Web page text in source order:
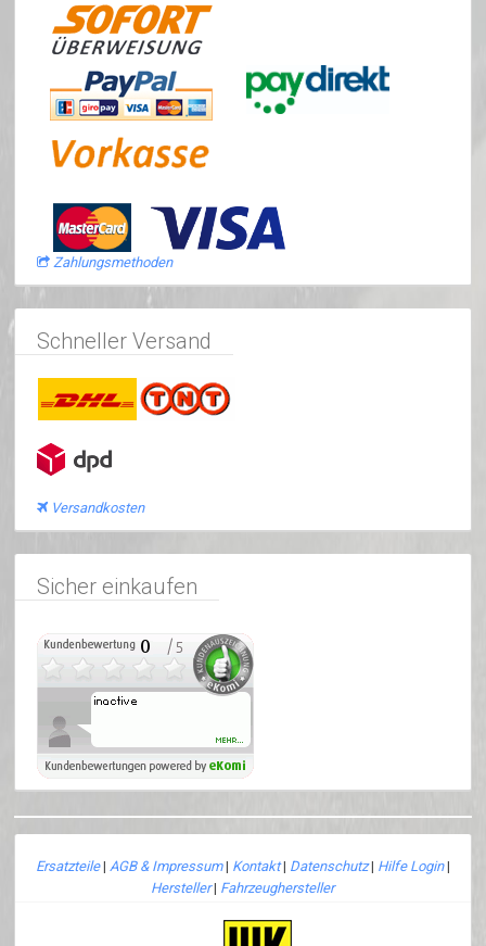
Zahlungsmethoden
Schneller Versand
Versandkosten
Sicher einkaufen
Ersatzteile| AGB & Impressum| Kontakt| Datenschutz| Hilfe Login|
Hersteller| Fahrzeughersteller